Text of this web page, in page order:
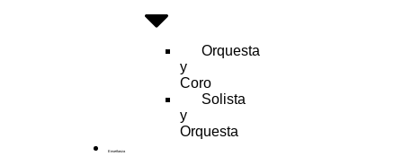
Orquesta
y
Coro
Solista
y
Orquesta
Enseñanza